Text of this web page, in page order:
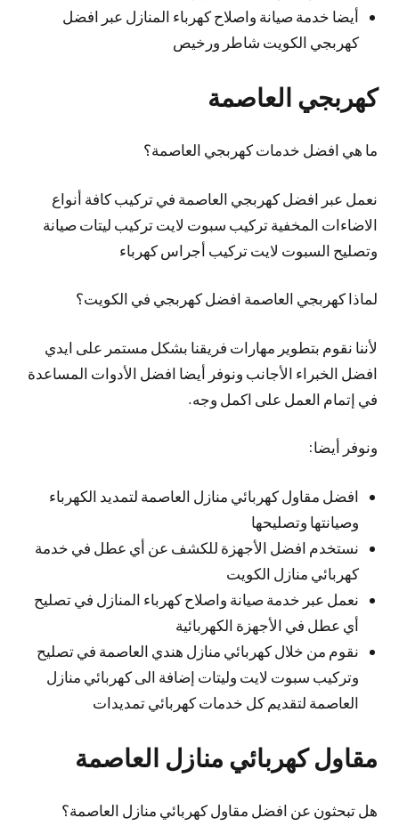
أيضا خدمة صيانة واصلاح كهرباء المنازل عبر افضل
كهربجي الكويت شاطر ورخيص
كهربجي العاصمة
ما هي افضل خدمات كهربجي العاصمة؟
نعمل عبر افضل كهربجي العاصمة في تركيب كافة أنواع
الاضاءات المخفية تركيب سبوت لايت تركيب ليتات صيانة
وتصليح السبوت لايت تركيب أجراس كهرباء
لماذا كهربجي العاصمة افضل كهربجي في الكويت؟
لأننا نقوم بتطوير مهارات فريقنا بشكل مستمر على ايدي
افضل الخبراء الأجانب ونوفر أيضا افضل الأدوات المساعدة
في إتمام العمل على اكمل وجه.
ونوفر أيضا:
افضل مقاول كهربائي منازل العاصمة لتمديد الكهرباء
وصيانتها وتصليحها
نستخدم افضل الأجهزة للكشف عن أي عطل في خدمة
كهربائي منازل الكويت
نعمل عبر خدمة صيانة واصلاح كهرباء المنازل في تصليح
أي عطل في الأجهزة الكهربائية
نقوم من خلال كهربائي منازل هندي العاصمة في تصليح
وتركيب سبوت لايت وليتات إضافة الى كهربائي منازل
العاصمة لتقديم كل خدمات كهربائي تمديدات
مقاول كهربائي منازل العاصمة
هل تبحثون عن افضل مقاول كهربائي منازل العاصمة؟